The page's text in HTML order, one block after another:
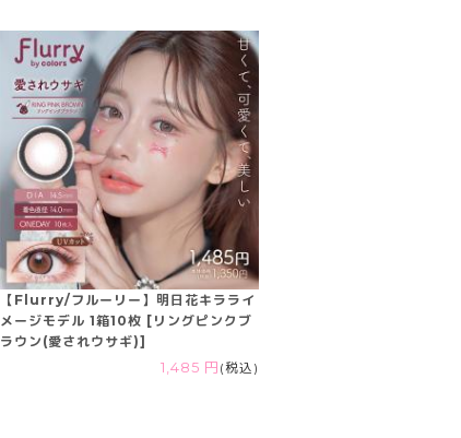
【Flurry/フルーリー】明日花キラライ
メージモデル 1箱10枚 [リングピンクブ
ラウン(愛されウサギ)]
1,485 円 (税込)